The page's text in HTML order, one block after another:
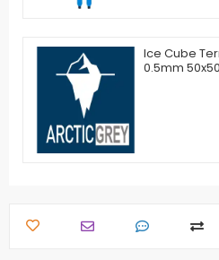
Ice Cube
0.5mm